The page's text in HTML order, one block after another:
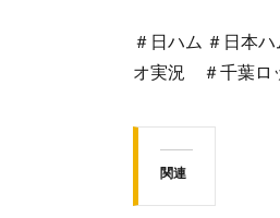
＃日ハム ＃日本
オ実況 ＃千葉ロ
関連